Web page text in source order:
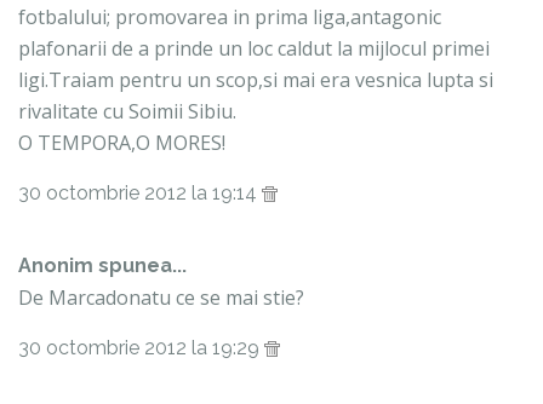
fotbalului; promovarea in prima liga,antagonic
plafonarii de a prinde un loc caldut la mijlocul primei
ligi.Traiam pentru un scop,si mai era vesnica lupta si
rivalitate cu Soimii Sibiu.
O TEMPORA,O MORES!
30 octombrie 2012 la 19:14
Anonim spunea...
De Marcadonatu ce se mai stie?
30 octombrie 2012 la 19:29